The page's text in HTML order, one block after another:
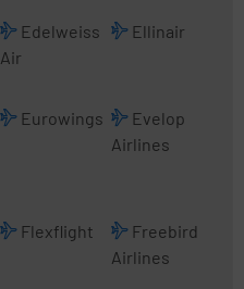
Edelweiss
Air
Ellinair
Eurowings
Evelop
Airlines
Flexflight
Freebird
Airlines